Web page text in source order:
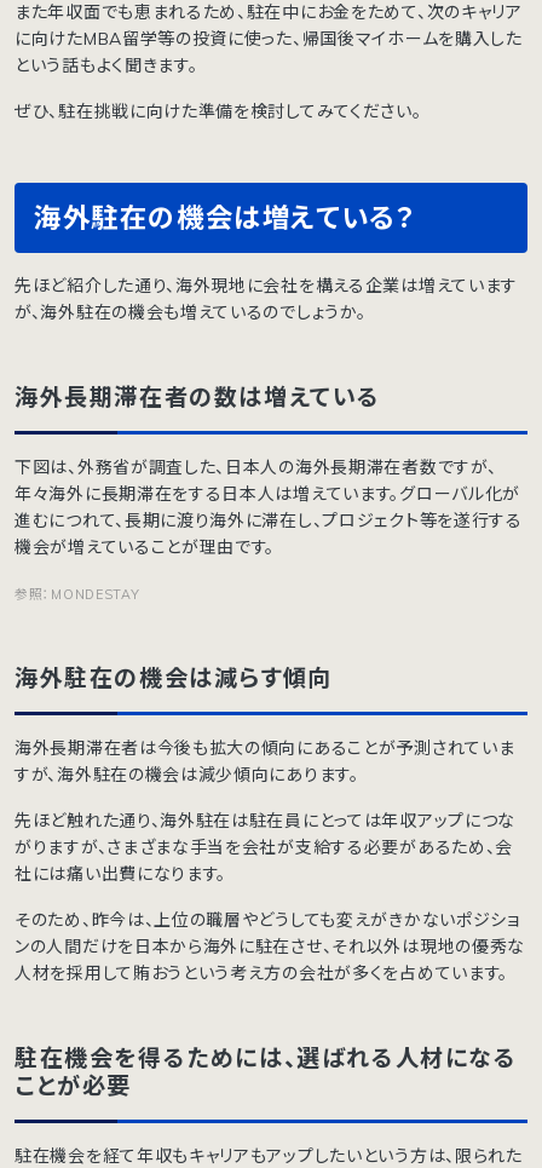
また年収面でも恵まれるため、駐在中にお金をためて、次のキャリア
に向けたMBA留学等の投資に使った、帰国後マイホームを購入した
という話もよく聞きます。
ぜひ、駐在挑戦に向けた準備を検討してみてください。
海外駐在の機会は増えている？
先ほど紹介した通り、海外現地に会社を構える企業は増えています
が、海外駐在の機会も増えているのでしょうか。
海外長期滞在者の数は増えている
下図は、外務省が調査した、日本人の海外長期滞在者数ですが、
年々海外に長期滞在をする日本人は増えています。グローバル化が
進むにつれて、長期に渡り海外に滞在し、プロジェクト等を遂行する
機会が増えていることが理由です。
参照：MONDESTAY
海外駐在の機会は減らす傾向
海外長期滞在者は今後も拡大の傾向にあることが予測されていま
すが、海外駐在の機会は減少傾向にあります。
先ほど触れた通り、海外駐在は駐在員にとっては年収アップにつな
がりますが、さまざまな手当を会社が支給する必要があるため、会
社には痛い出費になります。
そのため、昨今は、上位の職層やどうしても変えがきかないポジショ
ンの人間だけを日本から海外に駐在させ、それ以外は現地の優秀な
人材を採用して賄おうという考え方の会社が多くを占めています。
駐在機会を得るためには、選ばれる人材になる
ことが必要
駐在機会を経て年収もキャリアもアップしたいという方は、限られた